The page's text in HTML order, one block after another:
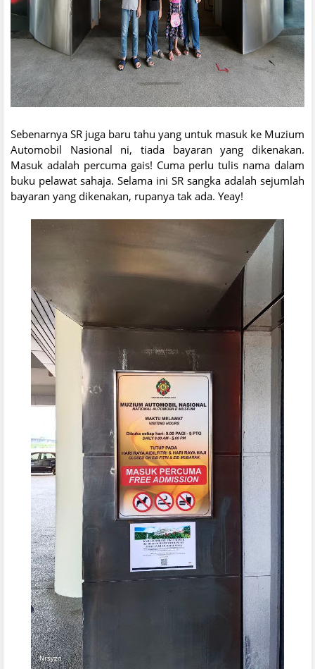
Sebenarnya SR juga baru tahu yang untuk masuk ke Muzium
Automobil Nasional ni, tiada bayaran yang dikenakan.
Masuk adalah percuma gais! Cuma perlu tulis nama dalam
buku pelawat sahaja. Selama ini SR sangka adalah sejumlah
bayaran yang dikenakan, rupanya tak ada. Yeay!